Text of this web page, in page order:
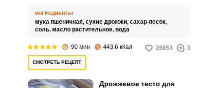
хорошо подымается и подходит
для любой начинки.
ИНГРЕДИЕНТЫ
мука пшеничная, сухие дрожжи, сахар-песок,
соль, масло растительное, вода
90 мин 443.6 кКал 26853 0
СМОТРЕТЬ РЕЦЕПТ
Дрожжевое тесто для